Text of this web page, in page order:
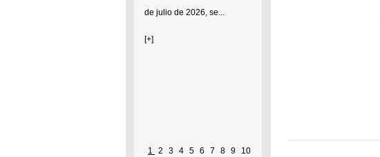
de julio de 2026, se...
[+]
1 2 3 4 5 6 7 8 9 10